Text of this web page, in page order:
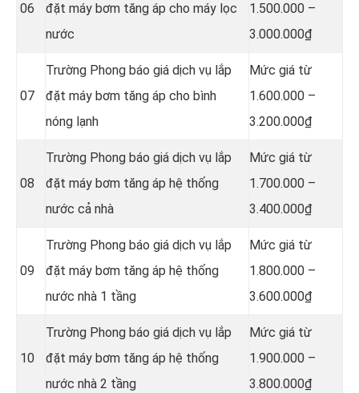
06
đặt máy bơm tăng áp cho máy lọc
nước
1.500.000 –
3.000.000₫
07
Trường Phong báo giá dịch vụ lắp
đặt máy bơm tăng áp cho bình
nóng lạnh
Mức giá từ
1.600.000 –
3.200.000₫
08
Trường Phong báo giá dịch vụ lắp
đặt máy bơm tăng áp hệ thống
nước cả nhà
Mức giá từ
1.700.000 –
3.400.000₫
09
Trường Phong báo giá dịch vụ lắp
đặt máy bơm tăng áp hệ thống
nước nhà 1 tầng
Mức giá từ
1.800.000 –
3.600.000₫
10
Trường Phong báo giá dịch vụ lắp
đặt máy bơm tăng áp hệ thống
nước nhà 2 tầng
Mức giá từ
1.900.000 –
3.800.000₫